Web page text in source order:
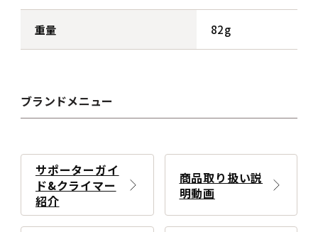
重量 82g
ブランドメニュー
サポーターガイ
ド&クライマー
紹介
商品取り扱い説
明動画